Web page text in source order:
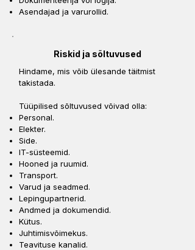
Asendajad ja varurollid.
Riskid ja sõltuvused
Hindame, mis võib ülesande täitmist
takistada.
Tüüpilised sõltuvused võivad olla:
Personal.
Elekter.
Side.
IT-süsteemid.
Hooned ja ruumid.
Transport.
Varud ja seadmed.
Lepingupartnerid.
Andmed ja dokumendid.
Kütus.
Juhtimisvõimekus.
Teavituse kanalid.